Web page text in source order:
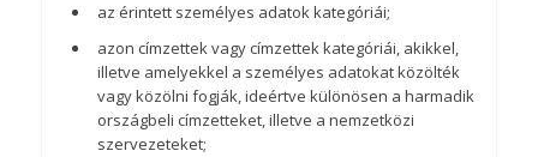
az érintett személyes adatok kategóriái;
azon címzettek vagy címzettek kategóriái, akikkel,
illetve amelyekkel a személyes adatokat közölték
vagy közölni fogják, ideértve különösen a harmadik
országbeli címzetteket, illetve a nemzetközi
szervezeteket;